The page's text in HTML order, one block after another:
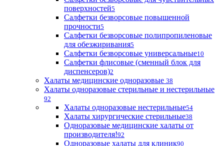
поверхностей5
Салфетки безворсовые повышенной
прочности5
Салфетки безворсовые полипропиленовые
для обезжиривания5
Салфетки безворсовые универсальные10
Салфетки флисовые (сменный блок для
диспенсеров)2
Халаты медицинские одноразовые 38
Халаты одноразовые стерильные и нестерильные
92
Халаты одноразовые нестерильные54
Халаты хирургические стерильные38
Одноразовые медицинские халаты от
производителя!92
Одноразовые халаты для клиник90